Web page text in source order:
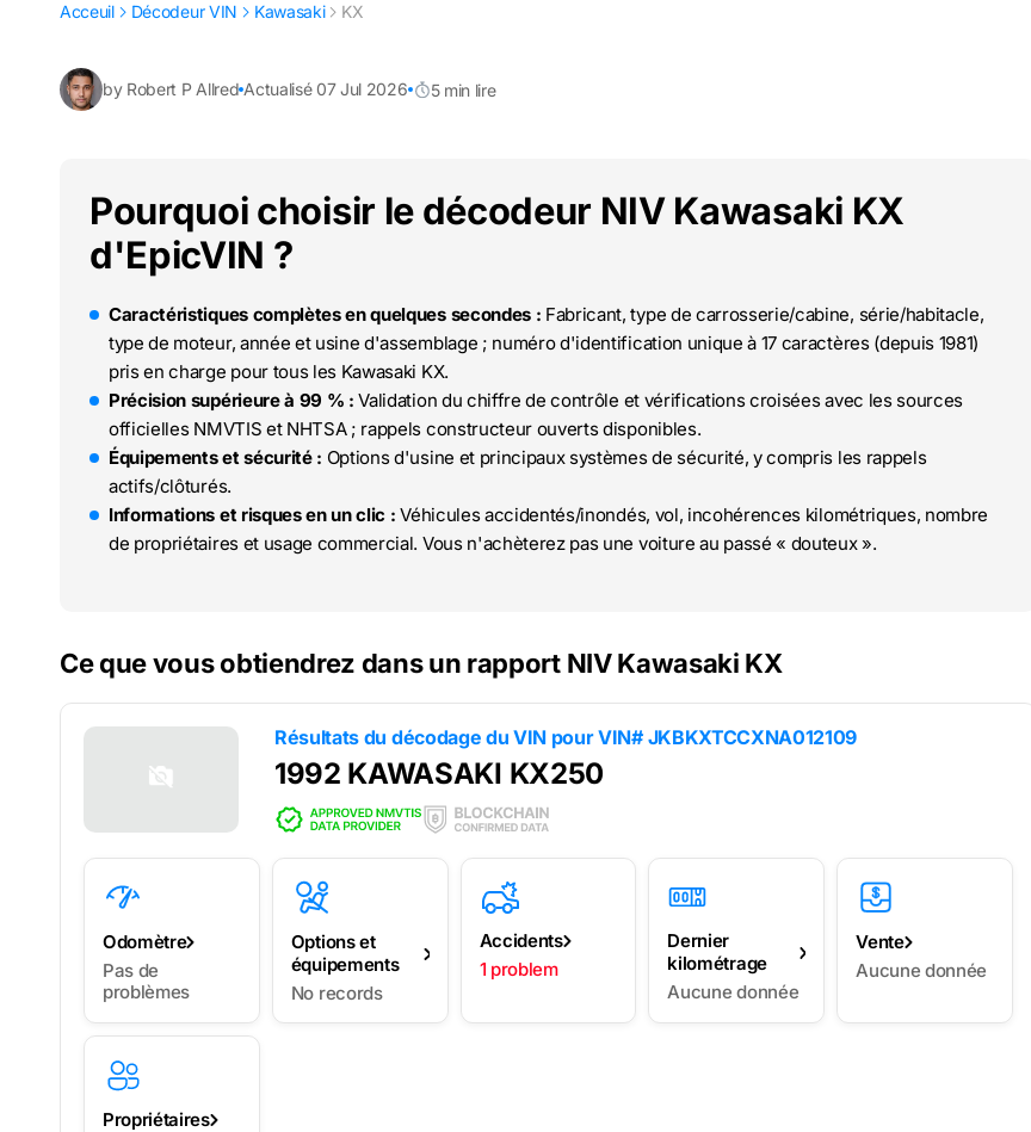
Acceuil Décodeur VIN Kawasaki KX
by Robert P Allred Actualisé 07 Jul 2026 5 min lire
Pourquoi choisir le décodeur NIV Kawasaki KX
d'EpicVIN ?
Caractéristiques complètes en quelques secondes : Fabricant, type de carrosserie/cabine, série/habitacle,
type de moteur, année et usine d'assemblage ; numéro d'identification unique à 17 caractères (depuis 1981)
pris en charge pour tous les Kawasaki KX.
Précision supérieure à 99 % : Validation du chiffre de contrôle et vérifications croisées avec les sources
officielles NMVTIS et NHTSA ; rappels constructeur ouverts disponibles.
Équipements et sécurité : Options d'usine et principaux systèmes de sécurité, y compris les rappels
actifs/clôturés.
Informations et risques en un clic : Véhicules accidentés/inondés, vol, incohérences kilométriques, nombre
de propriétaires et usage commercial. Vous n'achèterez pas une voiture au passé « douteux ».
Ce que vous obtiendrez dans un rapport NIV Kawasaki KX
Résultats du décodage du VIN pourVIN# JKBKXTCCXNA012109
1992 KAWASAKI KX250
Odomètre
Pas de
problèmes
Options et
équipements
No records
Accidents
1 problem
Dernier
kilométrage
Aucune donnée
Vente
Aucune donnée
Propriétaires